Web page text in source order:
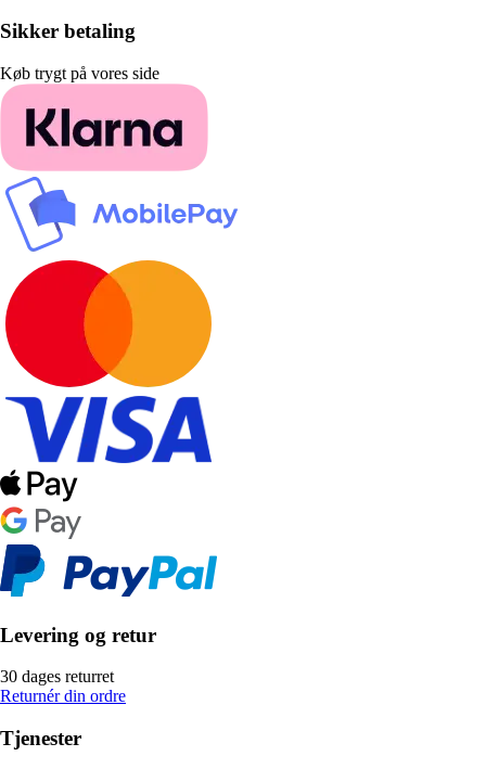
Sikker betaling
Køb trygt på vores side
Levering og retur
30 dages returret
Returnér din ordre
Tjenester